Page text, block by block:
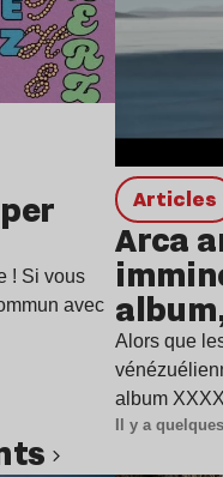
! Si vous
avec
Articles
Arca
Alors que
album
Il y a